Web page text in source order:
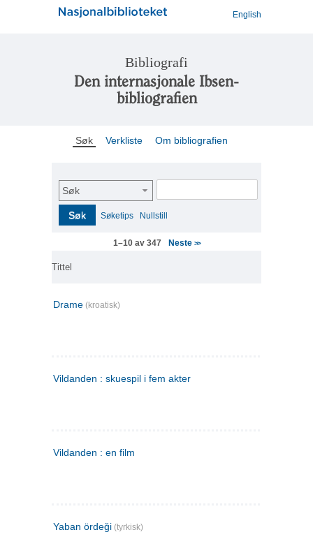
English
Bibliografi
Den internasjonale Ibsen-
bibliografien
Søk Verkliste Om bibliografien
Søk
Søk Søketips Nullstill
1–10 av 347 Neste >>
Tittel
Drame (kroatisk)
Vildanden : skuespil i fem akter
Vildanden : en film
Yaban ördeği (tyrkisk)